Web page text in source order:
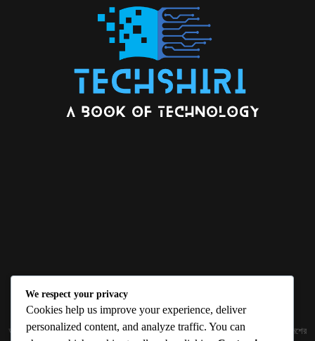
ABOUT US
জ্ঞান বিজ্ঞানের উৎকর্ষ আমাদের প্রভাবিত করে। আলোকিত করে। সেই আলো কে ধারণ কর দেশ ও বিদেশের
We respect your privacy
Cookies help us improve your experience, deliver
personalized content, and analyze traffic. You can